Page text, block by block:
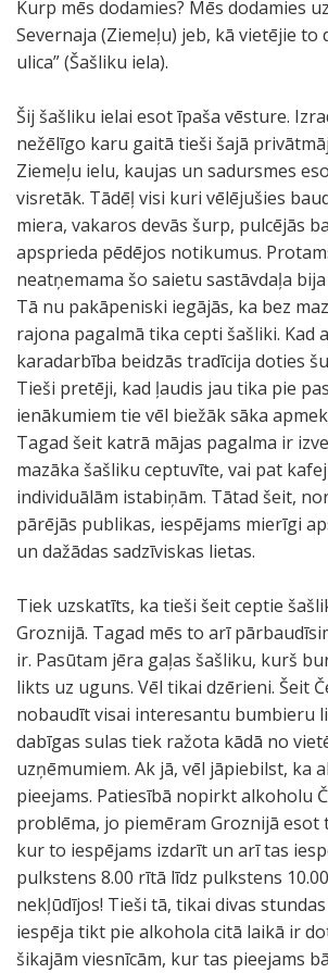
Kurp mēs dodamies? Mēs dodamies
Severnaja (Ziemeļu) jeb, kā vietējie to
ulica” (Šašliku iela).
Šij šašliku ielai esot īpaša vēsture.
nežēlīgo karu gaitā tieši šajā
Ziemeļu ielu, kaujas un sadursmes
visretāk. Tādēļ visi kuri vēlējušies
miera, vakaros devās šurp, pulcējās
apsprieda pēdējos notikumus.
neatņemama šo saietu sastāvdaļa
Tā nu pakāpeniski iegājās, ka bez
rajona pagalmā tika cepti šašliki. Kad
karadarbība beidzās tradīcija doties
Tieši pretēji, kad ļaudis jau tika pie
ienākumiem tie vēl biežāk sāka
Tagad šeit katrā mājas pagalma ir
mazāka šašliku ceptuvīte, vai pat
individuālām istabiņām. Tātad šeit,
pārējās publikas, iespējams mierīgi
un dažādas sadzīviskas lietas.
Tiek uzskatīts, ka tieši šeit ceptie
Groznijā. Tagad mēs to arī
ir. Pasūtam jēra gaļas šašliku, kurš
likts uz uguns. Vēl tikai dzērieni. Šeit
nobaudīt visai interesantu bumbieru
dabīgas sulas tiek ražota kādā no
uzņēmumiem. Ak jā, vēl jāpiebilst, ka
pieejams. Patiesībā nopirkt alkoholu
problēma, jo piemēram Groznijā esot
kur to iespējams izdarīt un arī tas
pulkstens 8.00 rītā līdz pulkstens
nekļūdījos! Tieši tā, tikai divas
iespēja tikt pie alkohola citā laikā ir
šikajām viesnīcām, kur tas pieejams